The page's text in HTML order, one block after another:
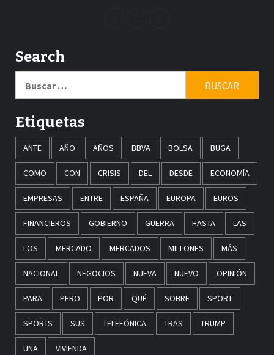
Search
Etiquetas
ANTE AÑO AÑOS BBVA BOLSA BUGA
COMO CON CRISIS DEL DESDE ECONOMÍA
EMPRESAS ENTRE ESPAÑA EUROPA EUROS
FINANCIEROS GOBIERNO GUERRA HASTA LAS
LOS MERCADO MERCADOS MILLONES MÁS
NACIONAL NEGOCIOS NUEVA NUEVO OPINIÓN
PARA PERO POR QUÉ SOBRE SPORT
SPORTS SUS TELEFÓNICA TRAS TRUMP
UNA VIVIENDA